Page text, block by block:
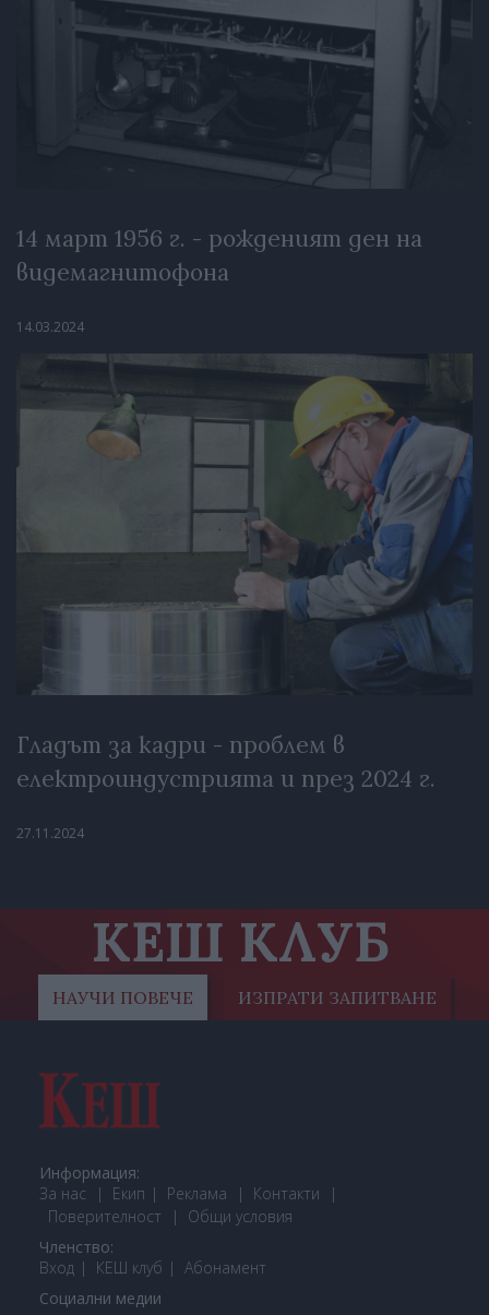
14 март 1956 г. - рожденият ден на
видемагнитофона
14.03.2024
Гладът за кадри - проблем в
електроиндустрията и през 2024 г.
27.11.2024
КЕШ КЛУБ
НАУЧИ ПОВЕЧЕ ИЗПРАТИ ЗАПИТВАНЕ
Информация:
За нас
Екип Реклама
Контакти
Поверителност
Общи условия
Членство:
Вход
КЕШ клуб Абонамент
Социални медии